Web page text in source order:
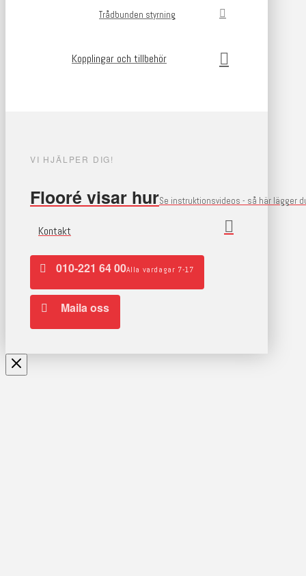
Trådbunden styrning
Kopplingar och tillbehör
VI HJÄLPER DIG!
Flooré visar hurSe instruktionsvideos - så här lägger
Kontakt
010-221 64 00Alla vardagar 7-17
Maila oss